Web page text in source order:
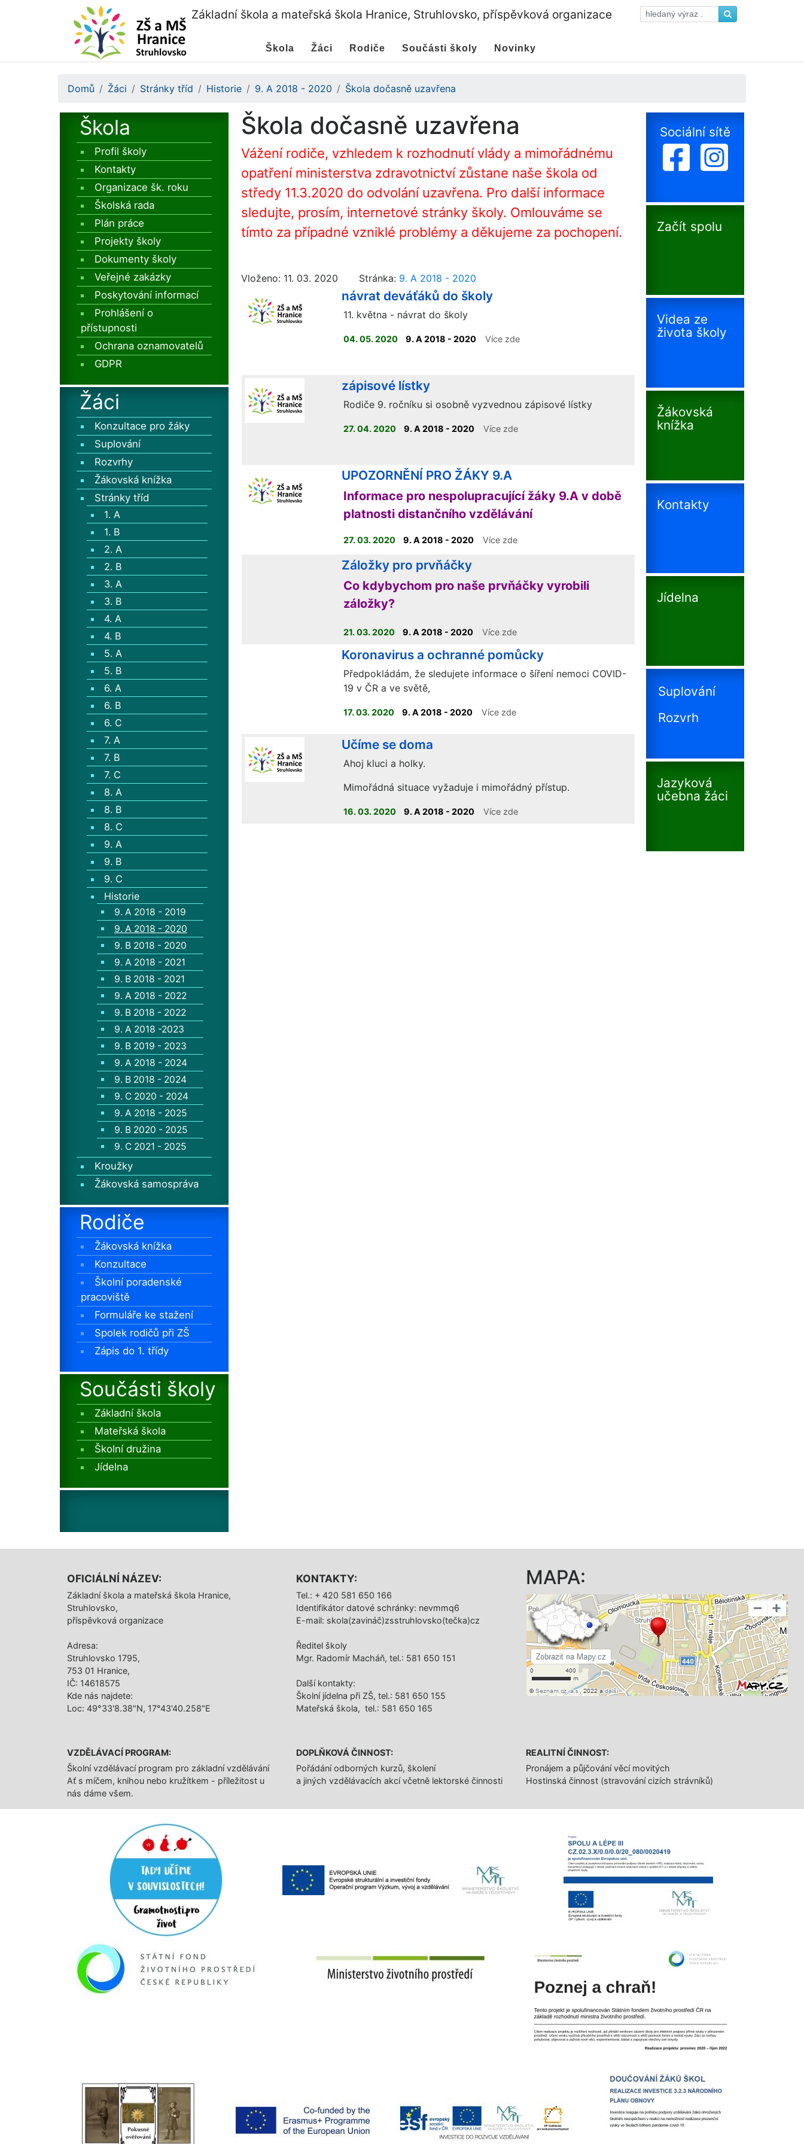
Základní škola a mateřská škola Hranice, Struhlovsko, příspěvková organizace
Škola Žáci Rodiče Součásti školy Novinky
Domů Žáci Stránky tříd Historie 9. A 2018 - 2020 Škola dočasně uzavřena
Škola
Profil školy
Kontakty
Organizace šk. roku
Školská rada
Plán práce
Projekty školy
Dokumenty školy
Veřejné zakázky
Poskytování informací
Prohlášení o
přístupnosti
Ochrana oznamovatelů
GDPR
Žáci
Konzultace pro žáky
Suplování
Rozvrhy
Žákovská knížka
Stránky tříd
1. A
1. B
2. A
2. B
3. A
3. B
4. A
4. B
5. A
5. B
6. A
6. B
6. C
7. A
7. B
7. C
8. A
8. B
8. C
9. A
9. B
9. C
Historie
9. A 2018 - 2019
9. A 2018 - 2020
9. B 2018 - 2020
9. A 2018 - 2021
9. B 2018 - 2021
9. A 2018 - 2022
9. B 2018 - 2022
9. A 2018 -2023
9. B 2019 - 2023
9. A 2018 - 2024
9. B 2018 - 2024
9. C 2020 - 2024
9. A 2018 - 2025
9. B 2020 - 2025
9. C 2021 - 2025
Kroužky
Žákovská samospráva
Rodiče
Žákovská knížka
Konzultace
Školní poradenské
pracoviště
Formuláře ke stažení
Spolek rodičů při ZŠ
Zápis do 1. třídy
Součásti školy
Základní škola
Mateřská škola
Školní družina
Jídelna
Škola dočasně uzavřena
Vážení rodiče, vzhledem k rozhodnutí vlády a mimořádnému
opatření ministerstva zdravotnictví zůstane naše škola od
středy 11.3.2020 do odvolání uzavřena. Pro další informace
sledujte, prosím, internetové stránky školy. Omlouváme se
tímto za případné vzniklé problémy a děkujeme za pochopení.
Vloženo: 11. 03. 2020 Stránka: 9. A 2018 - 2020
návrat deváťáků do školy
11. května - návrat do školy
04. 05. 2020 9. A 2018 - 2020 Více zde
zápisové lístky
Rodiče 9. ročníku si osobně vyzvednou zápisové lístky
27. 04. 2020 9. A 2018 - 2020 Více zde
UPOZORNĚNÍ PRO ŽÁKY 9.A
Informace pro nespolupracující žáky 9.A v době
platnosti distančního vzdělávání
27. 03. 2020 9. A 2018 - 2020 Více zde
Záložky pro prvňáčky
Co kdybychom pro naše prvňáčky vyrobili
záložky?
21. 03. 2020 9. A 2018 - 2020 Více zde
Koronavirus a ochranné pomůcky
Předpokládám, že sledujete informace o šíření nemoci COVID-
19 v ČR a ve světě,
17. 03. 2020 9. A 2018 - 2020 Více zde
Učíme se doma
Ahoj kluci a holky.
Mimořádná situace vyžaduje i mimořádný přístup.
16. 03. 2020 9. A 2018 - 2020 Více zde
Sociální sítě
Začít spolu
Videa ze
života školy
Žákovská
knížka
Kontakty
Jídelna
Suplování
Rozvrh
Jazyková
učebna žáci
OFICIÁLNÍ NÁZEV:
Základní škola a mateřská škola Hranice,
Struhlovsko,
příspěvková organizace
Adresa:
Struhlovsko 1795,
753 01 Hranice,
IČ: 14618575
Kde nás najdete:
Loc: 49°33'8.38"N, 17°43'40.258"E
KONTAKTY:
Tel.: + 420 581 650 166
Identifikátor datové schránky: nevmmq6
E-mail: skola(zavináč)zsstruhlovsko(tečka)cz
Ředitel školy
Mgr. Radomír Macháň, tel.: 581 650 151
Další­ kontakty:
Školní jídelna při ZŠ, tel.: 581 650 155
Mateřská škola, tel.: 581 650 165
MAPA:
VZDĚLÁVACÍ PROGRAM:
Školní vzdělávací program pro základní vzdělávání
Ať s míčem, knihou nebo kružítkem - příležitost u
nás dáme všem.
DOPLŇKOVÁ ČINNOST:
Pořádání odborných kurzů, školení
a jiných vzdělávacích akcí včetně lektorské činnosti
REALITNÍ ČINNOST:
Pronájem a půjčování věcí movitých
Hostinská činnost (stravování cizích strávníků)